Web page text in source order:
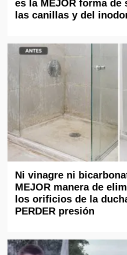
es la MEJOR forma de
las canillas y del
Ni vinagre ni
MEJOR manera de
los orificios de la
PERDER presión